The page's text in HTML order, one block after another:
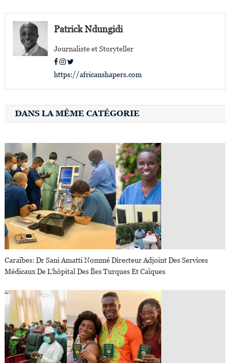
de
l’articlePatrick Ndungidi
Journaliste et Storyteller
https://africanshapers.com
DANS LA MÊME CATÉGORIE
Caraïbes: Dr Sani Amatti Nommé Directeur Adjoint Des Services
Médicaux De L’hôpital Des Îles Turques Et Caïques